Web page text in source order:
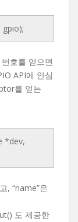
gpio);
호를 얻으면
API에 안심
를 얻는
*dev,
, “name”은
도 제공한